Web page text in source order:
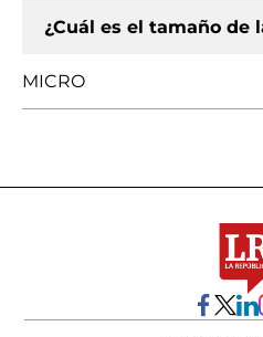
¿Cuál es el tamaño de
MICRO